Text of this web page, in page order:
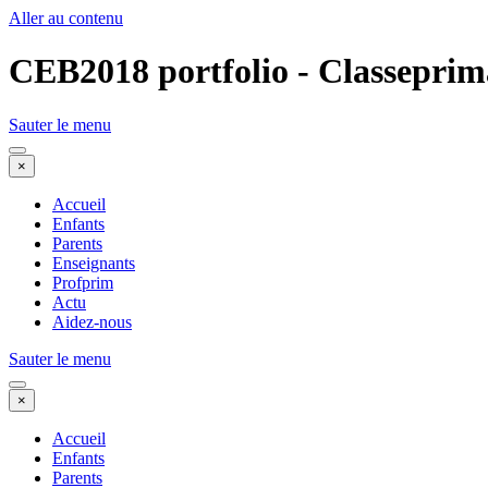
Aller au contenu
CEB2018 portfolio -
Sauter le menu
×
Accueil
Enfants
Parents
Enseignants
Profprim
Actu
Aidez-nous
Sauter le menu
×
Accueil
Enfants
Parents